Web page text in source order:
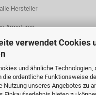
verwendet Cookies
und ähnliche Technologien,
die ordentliche Funktionsweise
Nutzung unseres Angebotes zu
Hersteller
Armaturen
Gleichdruck-Armaturen
Armaturen Sprühgeräte
Tankreinigung